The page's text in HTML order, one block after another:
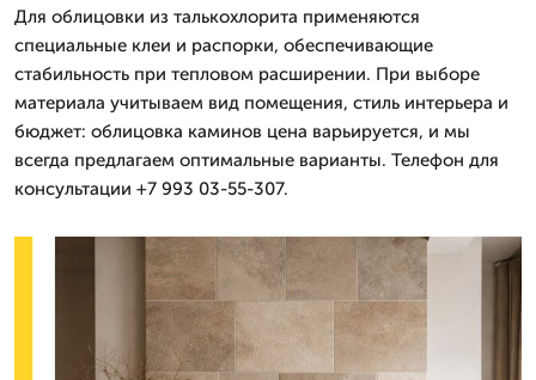
Для облицовки из талькохлорита применяются
специальные клеи и распорки, обеспечивающие
стабильность при тепловом расширении. При выборе
материала учитываем вид помещения, стиль интерьера и
бюджет: облицовка каминов цена варьируется, и мы
всегда предлагаем оптимальные варианты. Телефон для
консультации +7 993 03-55-307.